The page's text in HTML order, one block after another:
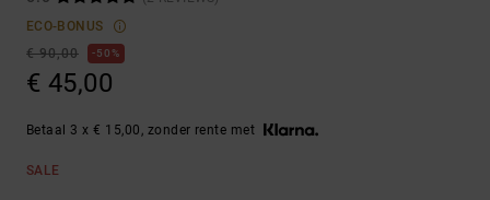
ECO-BONUS
€ 90,00
50%
€ 45,00
Betaal 3 x € 15,00, zonder rente met
SALE